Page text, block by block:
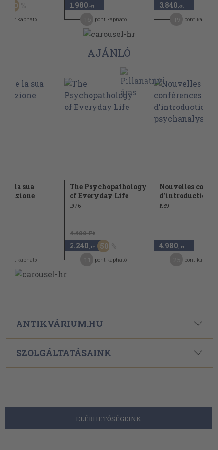
30
pont kapható
1.980 ,-Ft
pont kapható
3.840 ,-Ft
pont kapható
AJÁNLÓ
e la sua
pont kapható
The Psychopathology
of Everyday Life
1976
4.480 Ft
2.240 ,-Ft 50
pont kapható
Nouvelles
d'introduction á
1989
4.980 ,-Ft
pont kapható
ANTIKVÁRIUM.HU
SZOLGÁLTATÁSAINK
ELÉRHETŐSÉGEINK